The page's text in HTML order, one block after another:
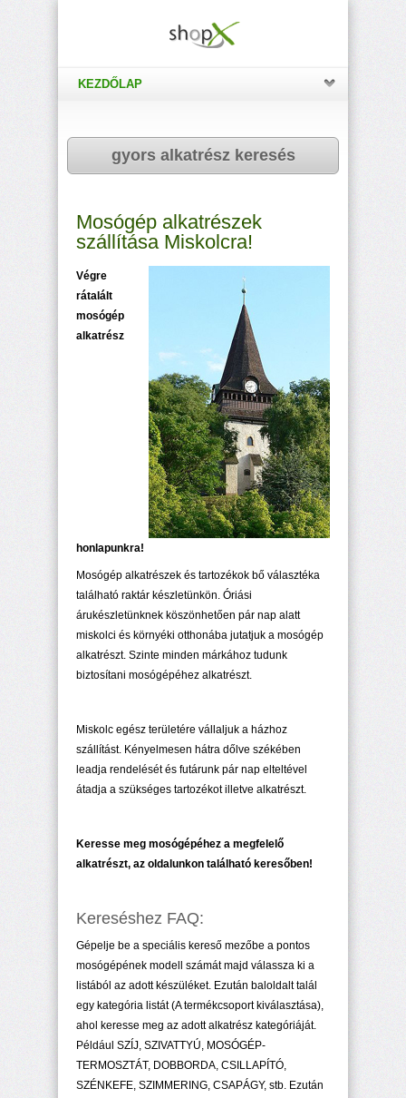
KEZDŐLAP
gyors alkatrész keresés
Mosógép alkatrészek
szállítása Miskolcra!
Végre
rátalált
mosógép
alkatrész
honlapunkra!
Mosógép alkatrészek és tartozékok bő választéka
található raktár készletünkön. Óriási
árukészletünknek köszönhetően pár nap alatt
miskolci és környéki otthonába jutatjuk a mosógép
alkatrészt. Szinte minden márkához tudunk
biztosítani mosógépéhez alkatrészt.
Miskolc egész területére vállaljuk a házhoz
szállítást. Kényelmesen hátra dőlve székében
leadja rendelését és futárunk pár nap elteltével
átadja a szükséges tartozékot illetve alkatrészt.
Keresse meg mosógépéhez a megfelelő
alkatrészt, az oldalunkon található keresőben!
Kereséshez FAQ:
Gépelje be a speciális kereső mezőbe a pontos
mosógépének modell számát majd válassza ki a
listából az adott készüléket. Ezután baloldalt talál
egy kategória listát (A termékcsoport kiválasztása),
ahol keresse meg az adott alkatrész kategóriáját.
Például SZÍJ, SZIVATTYÚ, MOSÓGÉP-
TERMOSZTÁT, DOBBORDA, CSILLAPÍTÓ,
SZÉNKEFE, SZIMMERING, CSAPÁGY, stb. Ezután